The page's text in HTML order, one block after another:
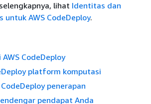
lihat Identitas dan
untuk AWS CodeDeploy.
CodeDeploy
platform komputasi
penerapan
pendapat Anda